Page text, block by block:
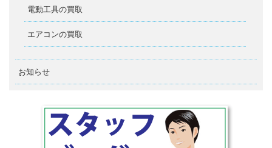
電動工具の買取
エアコンの買取
お知らせ